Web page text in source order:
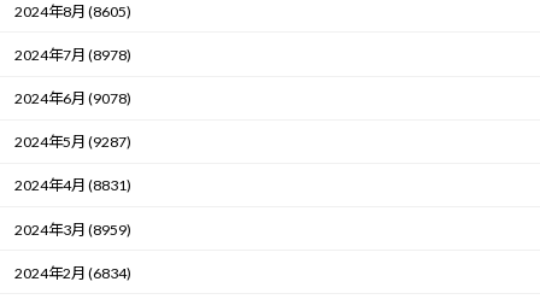
2024年8月 (8605)
2024年7月 (8978)
2024年6月 (9078)
2024年5月 (9287)
2024年4月 (8831)
2024年3月 (8959)
2024年2月 (6834)